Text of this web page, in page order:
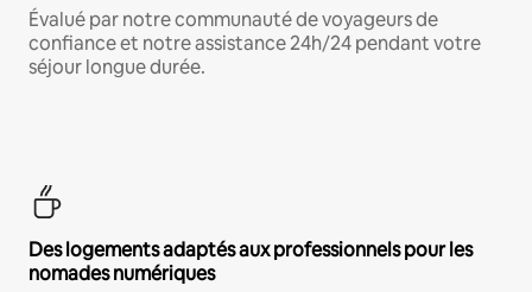
Évalué par notre communauté de voyageurs de
confiance et notre assistance 24h/24 pendant votre
séjour longue durée.
Des logements adaptés aux professionnels pour les
nomades numériques